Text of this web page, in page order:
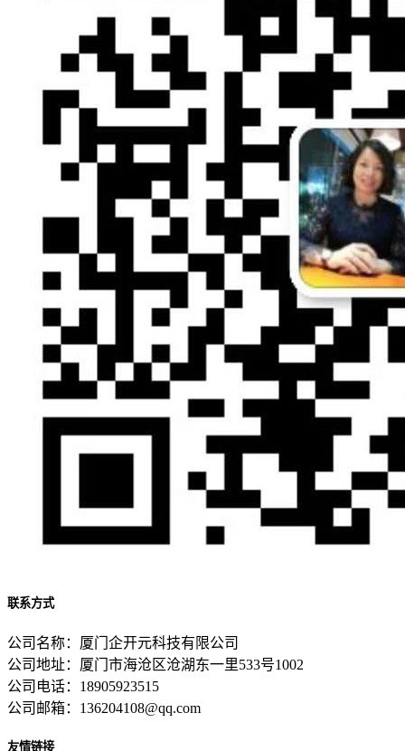
联系方式
公司名称：厦门企开元科技有限公司
公司地址：厦门市海沧区沧湖东一里533号1002
公司电话：18905923515
公司邮箱：136204108@qq.com
友情链接